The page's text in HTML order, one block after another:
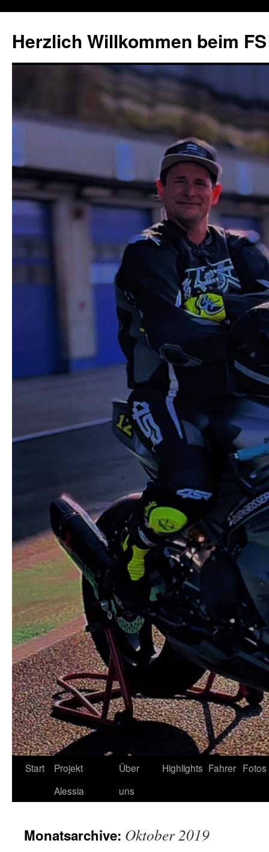
Herzlich Willkommen beim
Zum
Start
Projekt
Alessia
Über
uns
Highlights Fahrer Fotos
Monatsarchive: Oktober 2019